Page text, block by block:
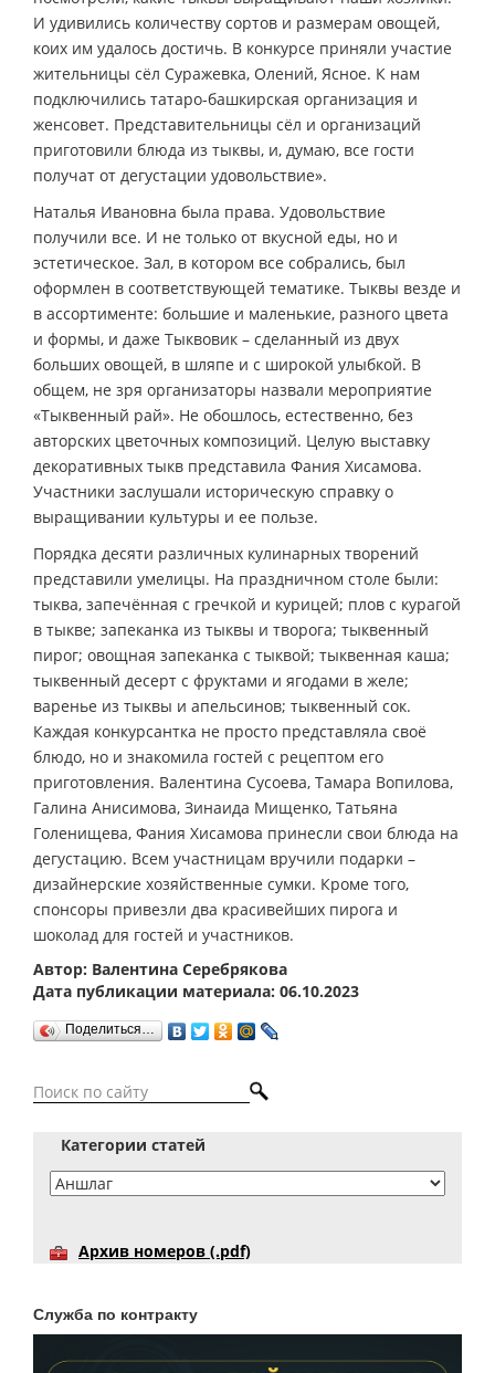
И удивились количеству сортов и размерам овощей,
коих им удалось достичь. В конкурсе приняли участие
жительницы сёл Суражевка, Олений, Ясное. К нам
подключились татаро-башкирская организация и
женсовет. Представительницы сёл и организаций
приготовили блюда из тыквы, и, думаю, все гости
получат от дегустации удовольствие».
Наталья Ивановна была права. Удовольствие
получили все. И не только от вкусной еды, но и
эстетическое. Зал, в котором все собрались, был
оформлен в соответствующей тематике. Тыквы везде и
в ассортименте: большие и маленькие, разного цвета
и формы, и даже Тыквовик – сделанный из двух
больших овощей, в шляпе и с широкой улыбкой. В
общем, не зря организаторы назвали мероприятие
«Тыквенный рай». Не обошлось, естественно, без
авторских цветочных композиций. Целую выставку
декоративных тыкв представила Фания Хисамова.
Участники заслушали историческую справку о
выращивании культуры и ее пользе.
Порядка десяти различных кулинарных творений
представили умелицы. На праздничном столе были:
тыква, запечённая с гречкой и курицей; плов с курагой
в тыкве; запеканка из тыквы и творога; тыквенный
пирог; овощная запеканка с тыквой; тыквенная каша;
тыквенный десерт с фруктами и ягодами в желе;
варенье из тыквы и апельсинов; тыквенный сок.
Каждая конкурсантка не просто представляла своё
блюдо, но и знакомила гостей с рецептом его
приготовления. Валентина Сусоева, Тамара Вопилова,
Галина Анисимова, Зинаида Мищенко, Татьяна
Голенищева, Фания Хисамова принесли свои блюда на
дегустацию. Всем участницам вручили подарки –
дизайнерские хозяйственные сумки. Кроме того,
спонсоры привезли два красивейших пирога и
шоколад для гостей и участников.
Автор: Валентина Серебрякова
Дата публикации материала: 06.10.2023
Поделиться…
Категории статей
Архив номеров (.pdf)
Служба по контракту